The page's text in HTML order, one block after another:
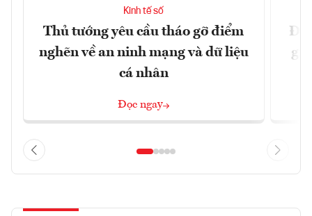
Kinh tế số
Thủ tướng yêu cầu tháo gỡ điểm
nghẽn về an ninh mạng và dữ liệu
cá nhân
Đọc ngay
Đề